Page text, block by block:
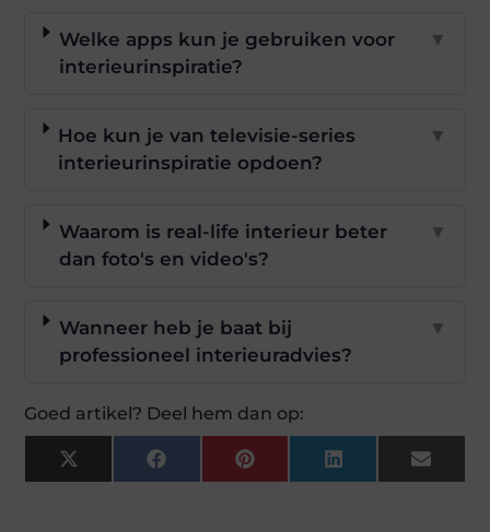
Welke apps kun je gebruiken voor
interieurinspiratie?
▼
Hoe kun je van televisie-series
interieurinspiratie opdoen?
▼
Waarom is real-life interieur beter
dan foto's en video's?
▼
Wanneer heb je baat bij
professioneel interieuradvies?
▼
Goed artikel? Deel hem dan op:
X
(Twitter)
FacebookPinterestLinkedInEmail